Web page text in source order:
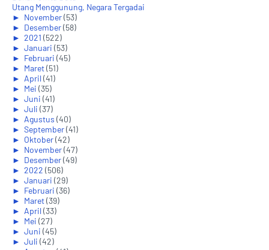
Utang Menggunung, Negara Tergadai
► November(53)
► Desember(58)
► 2021 (522)
► Januari (53)
► Februari (45)
► Maret(51)
► April(41)
► Mei (35)
► Juni (41)
► Juli (37)
► Agustus (40)
► September(41)
► Oktober(42)
► November(47)
► Desember(49)
► 2022 (506)
► Januari (29)
► Februari (36)
► Maret(39)
► April(33)
► Mei (27)
► Juni (45)
► Juli (42)